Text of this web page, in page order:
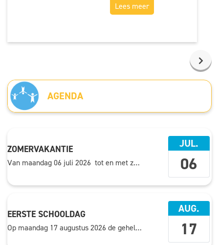
Lees meer
AGENDA
ZOMERVAKANTIE
Van maandag 06 juli 2026 tot en metzondag 16 augustus 2026
JUL.
06
EERSTE SCHOOLDAG
Op maandag 17 augustus 2026 de gehele dag
AUG.
17